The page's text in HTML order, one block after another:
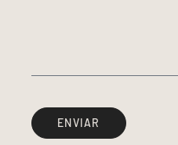
ENVIAR